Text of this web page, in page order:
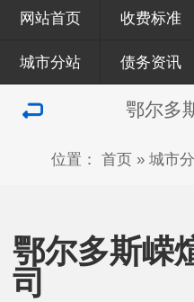
网站首页 收费标准
城市分站 债务资讯
鄂尔多
位置： 首页 » 城市
鄂尔多斯嵘
司